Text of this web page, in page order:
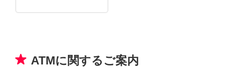
ATMに関するご案内